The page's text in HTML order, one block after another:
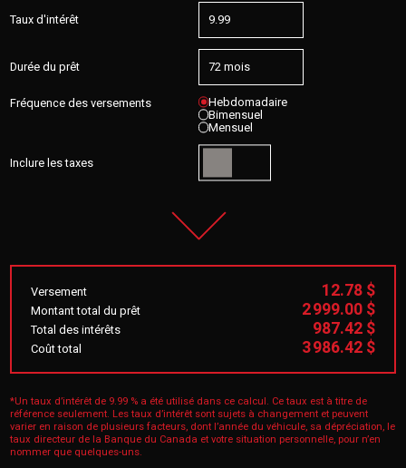
Taux d'intérêt
Durée du prêt
Fréquence des versements Hebdomadaire
Bimensuel
Mensuel
Inclure les taxes
Versement 12.78 $
Montant total du prêt 2 999.00 $
Total des intérêts 987.42 $
Coût total 3 986.42 $
*Un taux d’intérêt de 9.99 % a été utilisé dans ce calcul. Ce taux est à titre de
référence seulement. Les taux d’intérêt sont sujets à changement et peuvent
varier en raison de plusieurs facteurs, dont l’année du véhicule, sa dépréciation, le
taux directeur de la Banque du Canada et votre situation personnelle, pour n’en
nommer que quelques-uns.